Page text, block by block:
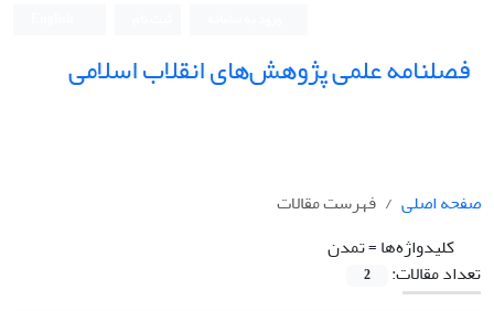
فصلنامه علمی پژوهش‌های انقلاب اسلامی
صفحه اصلی
فهرست مقالات
کلیدواژه‌ها =تمدن
تعداد مقالات:
2